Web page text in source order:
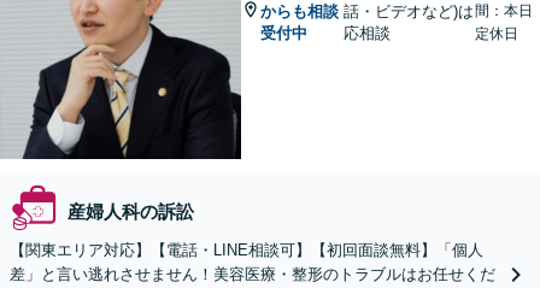
からも相談
受付中
話・ビデオなど)は
応相談
間：本日
定休日
産婦人科の訴訟
【関東エリア対応】【電話・LINE相談可】【初回面談無料】「個人
差」と言い逃れさせません！美容医療・整形のトラブルはお任せくだ